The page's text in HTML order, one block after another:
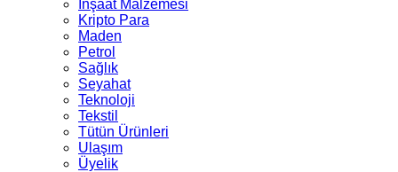
İnşaat Malzemesi
Kripto Para
Maden
Petrol
Sağlık
Seyahat
Teknoloji
Tekstil
Tütün Ürünleri
Ulaşım
Üyelik